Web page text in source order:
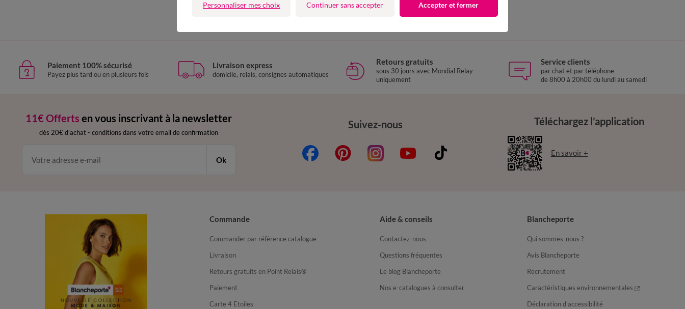
Slip taille basse et taille confort
Paiement 100% sécurisé
Payez plus tard ou en plusieurs fois
Livraison express
domicile, relais, consignes automatiques
Retours gratuits
sous 30 jours avec Mondial Relay
uniquement
Service clients
par chat et par téléphone
de 8h00 à 20h00 du lundi au samedi
11€ Offerts en vous inscrivant à la newsletter
dès 20€ d’achat - conditions dans votre email de confirmation
Ok
Suivez-nous Téléchargez l’application
En savoir +
Commande
Commander par référence catalogue
Livraison
Retours gratuits en Point Relais®
Paiement
Carte 4 Etoiles
Aide & conseils
Contactez-nous
Questions fréquentes
Le blog Blancheporte
Nos e-catalogues à consulter
Blancheporte
Qui sommes-nous ?
Avis Blancheporte
Recrutement
Caractéristiques environnementales
Déclaration d’accessibilité
Personnaliser mes choix Continuer sans accepter Accepter et fermer